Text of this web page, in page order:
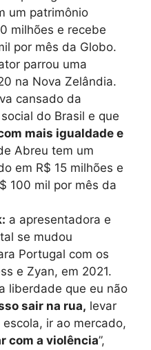
um patrimônio
milhões e recebe
por mês da Globo.
parrou uma
na Nova Zelândia.
cansado da
do Brasil e que
mais igualdade e
Abreu tem um
em R$ 15 milhões e
100 mil por mês da
a apresentadora e
se mudou
Portugal com os
e Zyan, em 2021.
liberdade que eu não
sair na rua, levar
ir ao mercado,
com a violência”,